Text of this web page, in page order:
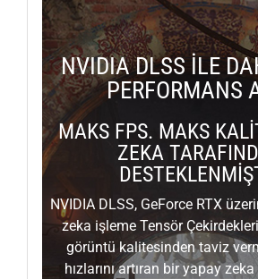
NVIDIA DLSS İLE
PERFORMANS
MAKS FPS. MAKS
ZEKA
NVIDIA DLSS, GeForce RTX
zeka işleme Tensör
görüntü kalitesinden taviz
hızlarını artıran bir yapay